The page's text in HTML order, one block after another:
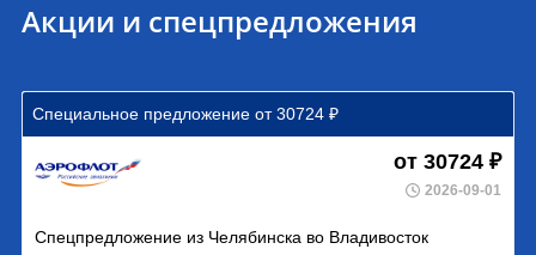
Акции и спецпредложения
Специальное предложение от 30724 ₽
от 30724 ₽
2026-09-01
Спецпредложение из Челябинска во Владивосток